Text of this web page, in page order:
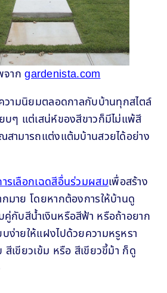
จากgardenista.com
วามนิยมตลอดกาลกับบ้านทุกสไตล์
บๆ แต่เสน่ห์ของสีขาวก็มีไม่แพ้สี
สามารถแต่งแต้มบ้านสวยได้อย่าง
รเลือกเฉดสีอื่นร่วมผสมเพื่อสร้าง
มาย โดยหากต้องการให้บ้านดู
คู่กับสีน้ำเงินหรือสีฟ้า หรือถ้าอยาก
ง่ายให้แฝงไปด้วยความหรูหรา
เขียวเข้ม หรือ สีเขียวขี้ม้า ก็ดู